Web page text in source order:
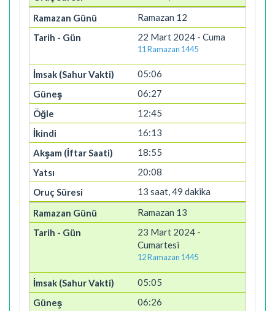
Ramazan 12
22 Mart 2024 - Cuma
11 Ramazan 1445
05:06
06:27
12:45
16:13
18:55
20:08
13 saat, 49 dakika
Ramazan 13
23 Mart 2024 -
Cumartesi
12 Ramazan 1445
05:05
06:26